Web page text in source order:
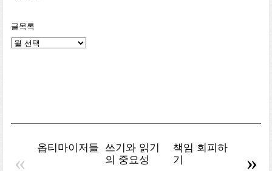
글목록
글
옵티마이저들
쓰기와 읽기
의 중요성
책임 회피하
기
« »